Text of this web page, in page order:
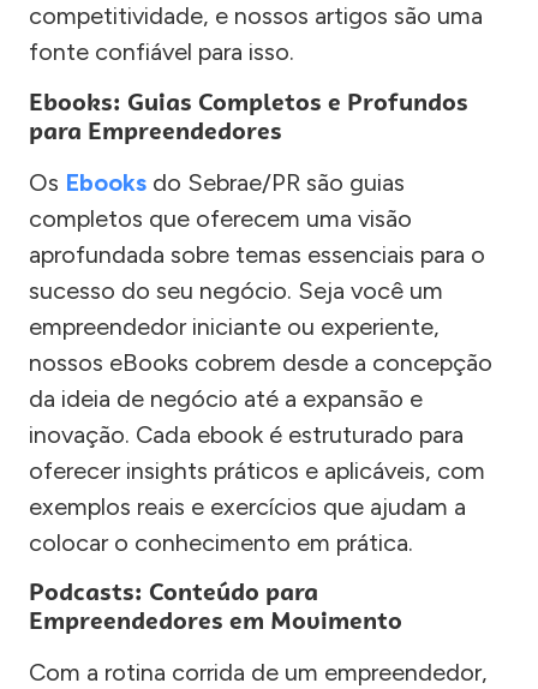
competitividade, e nossos artigos são uma
fonte confiável para isso.
Ebooks: Guias Completos e Profundos
para Empreendedores
Os Ebooks do Sebrae/PR são guias
completos que oferecem uma visão
aprofundada sobre temas essenciais para o
sucesso do seu negócio. Seja você um
empreendedor iniciante ou experiente,
nossos eBooks cobrem desde a concepção
da ideia de negócio até a expansão e
inovação. Cada ebook é estruturado para
oferecer insights práticos e aplicáveis, com
exemplos reais e exercícios que ajudam a
colocar o conhecimento em prática.
Podcasts: Conteúdo para
Empreendedores em Movimento
Com a rotina corrida de um empreendedor,